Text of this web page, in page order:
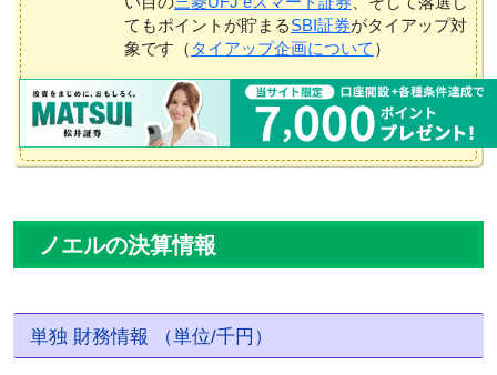
てもポイントが貯まるSBI証券がタイアップ対
象です（ タイアップ企画について ）
ノエルの決算情報
単独 財務情報 （単位/千円）